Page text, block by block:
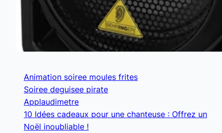
Animation soiree moules frites
Soiree deguisee pirate
Applaudimetre
10 Idées cadeaux pour une chanteuse : Offrez un
Noël inoubliable !